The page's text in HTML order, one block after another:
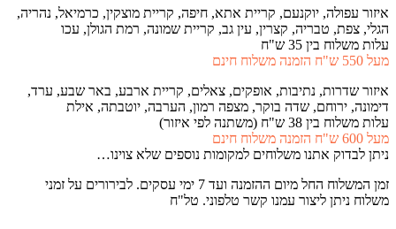
איזור עפולה, יוקנעם, קריית אתא, חיפה, קריית מוצקין, כרמיאל, נהריה,
הגלי, צפת, טבריה, קצרין, עין גב, קריית שמונה, רמת הגולן, עכו
עלות משלוח בין 35 ש"ח
מעל 550 ש"ח הזמנה משלוח חינם
איזור שדרות, נתיבות, אופקים, צאלים, קריית ארבע, באר שבע, ערד,
דימונה, ירוחם, שדה בוקר, מצפה רמון, הערבה, יוטבתה, אילת
עלות משלוח בין 38 ש"ח (משתנה לפי איזור)
מעל 600 ש"ח הזמנה משלוח חינם
ניתן לבדוק אתנו משלוחים למקומות נוספים שלא צוינו…
זמן המשלוח החל מיום ההזמנה ועד 7 ימי עסקים. לבירורים על זמני
משלוח ניתן ליצור עמנו קשר טלפוני. טל"ח